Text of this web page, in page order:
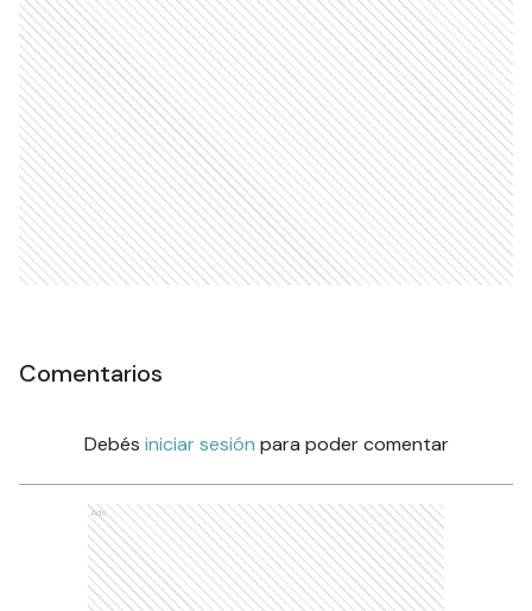
Comentarios
Debés iniciar sesión para poder comentar
Ads